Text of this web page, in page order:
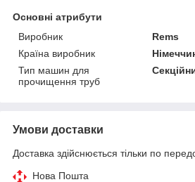
Основні атрибути
Виробник
Rems
Країна виробник
Тип машин для
прочищення труб
Умови доставки
Доставка здійснюється тільки по
Нова Пошта